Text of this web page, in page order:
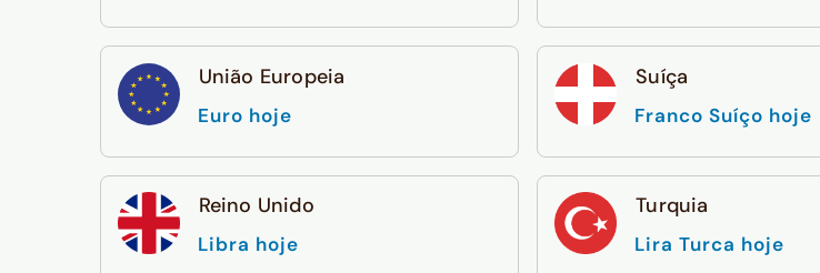
União Europeia
Euro hoje
Suíça
Franco Suíço hoje
Reino Unido
Libra hoje
Turquia
Lira Turca hoje